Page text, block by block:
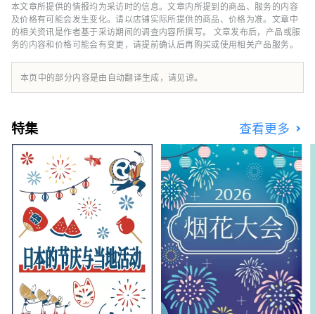
受你的时间吧。
本文章所提供的情报均为采访时的信息。文章内所提到的商品、服务的内容
及价格有可能会发生变化。请以店铺实际所提供的商品、价格为准。文章中
的相关资讯是作者基于采访期间的调查内容所撰写。 文章发布后，产品或服
务的内容和价格可能会有变更，请提前确认后再购买或使用相关产品服务。
本页中的部分内容是由自动翻译生成，请见谅。
特集 查看更多